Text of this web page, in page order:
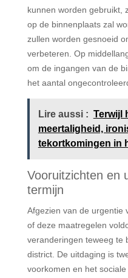
kunnen worden gebruikt,
op de binnenplaats zal
zullen worden gesnoeid
verbeteren. Op
om de ingangen van de
het aantal
Lire aussi : Terwijl
meertaligheid,
tekortkomingen in
Vooruitzichten en
termijn
Afgezien van de urgentie
of deze maatregelen
veranderingen teweeg te
district. De uitdaging is
voorkomen en het